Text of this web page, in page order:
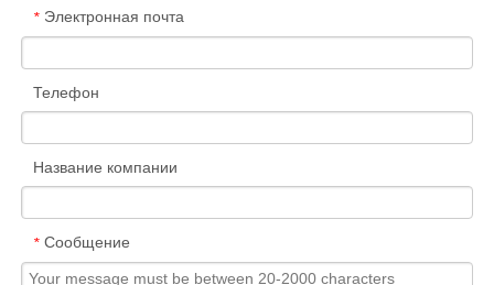
* Электронная почта
Телефон
Название компании
* Сообщение